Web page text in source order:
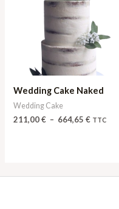
Wedding Cake Naked
Wedding Cake
211,00€ – 664,65€
211,00 €
à
664,65 €
TTC